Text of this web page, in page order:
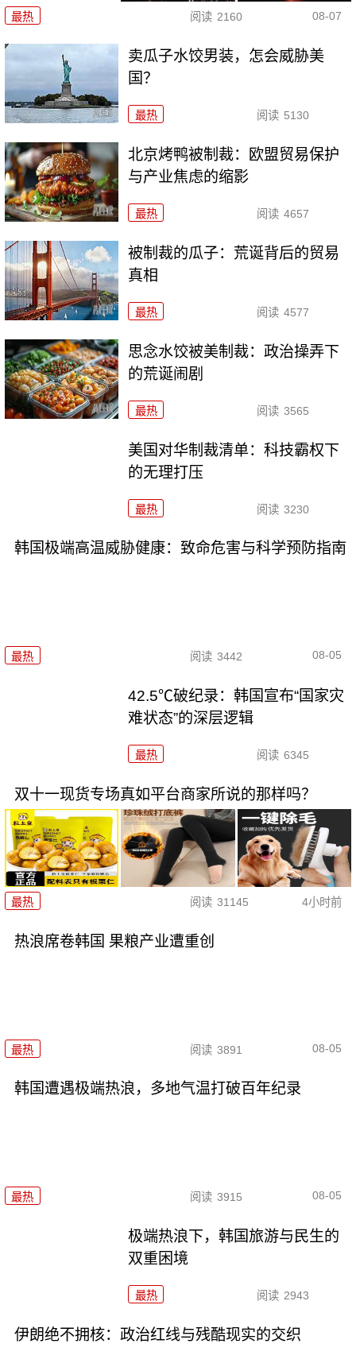
最热 阅读 2160 08-07
卖瓜子水饺男装，怎会威胁美
国？
最热 阅读 5130
北京烤鸭被制裁：欧盟贸易保护
与产业焦虑的缩影
最热 阅读 4657
被制裁的瓜子：荒诞背后的贸易
真相
最热 阅读 4577
思念水饺被美制裁：政治操弄下
的荒诞闹剧
最热 阅读 3565
美国对华制裁清单：科技霸权下
的无理打压
最热 阅读 3230
韩国极端高温威胁健康：致命危害与科学预防指南
最热 阅读 3442 08-05
42.5℃破纪录：韩国宣布“国家灾
难状态”的深层逻辑
最热 阅读 6345
双十一现货专场真如平台商家所说的那样吗？
最热 阅读 31145 4小时前
热浪席卷韩国 果粮产业遭重创
最热 阅读 3891 08-05
韩国遭遇极端热浪，多地气温打破百年纪录
最热 阅读 3915 08-05
极端热浪下，韩国旅游与民生的
双重困境
最热 阅读 2943
伊朗绝不拥核：政治红线与残酷现实的交织